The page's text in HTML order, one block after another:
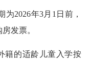
2026年3月1日前，
发票。
的适龄儿童入学按